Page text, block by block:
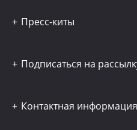
Пресс-киты
Подписаться на
Контактная информация